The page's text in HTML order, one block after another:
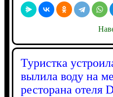
Туристка
вылила воду на
ресторана